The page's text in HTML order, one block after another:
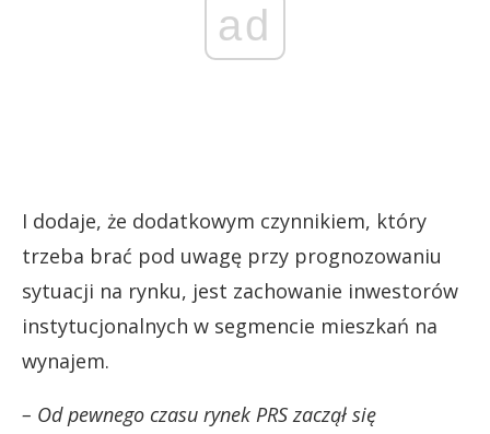
ad
I dodaje, że dodatkowym czynnikiem, który
trzeba brać pod uwagę przy prognozowaniu
sytuacji na rynku, jest zachowanie inwestorów
instytucjonalnych w segmencie mieszkań na
wynajem.
– Od pewnego czasu rynek PRS zaczął się